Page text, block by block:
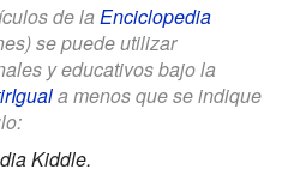
de la Enciclopedia
se puede utilizar
y educativos bajo la
a menos que se indique
Kiddle.